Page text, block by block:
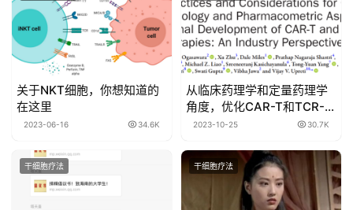
关于NKT细胞，你想知道的
在这里
2023-06-16 34.6K
从临床药理学和定量药理学
角度，优化CAR-T和TCR-T
细胞疗法开发的最佳实践和
2023-10-25 30.7K
干细胞疗法 干细胞疗法